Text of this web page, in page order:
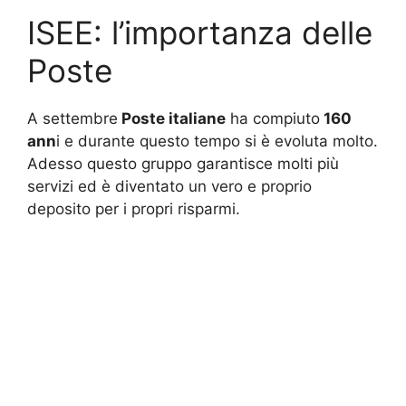
ISEE: l’importanza delle
Poste
A settembre Poste italiane ha compiuto 160
anni e durante questo tempo si è evoluta molto.
Adesso questo gruppo garantisce molti più
servizi ed è diventato un vero e proprio
deposito per i propri risparmi.